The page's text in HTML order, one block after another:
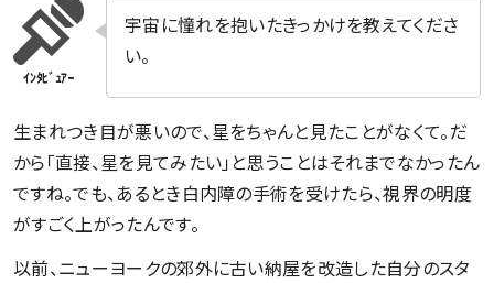
宇宙に憧れを抱いたきっかけを教えてくださ
い。
生まれつき目が悪いので、星をちゃんと見たことがなくて。だ
から「直接、星を見てみたい」と思うことはそれまでなかったん
ですね。でも、あるとき白内障の手術を受けたら、視界の明度
がすごく上がったんです。
以前、ニューヨークの郊外に古い納屋を改造した自分のスタ